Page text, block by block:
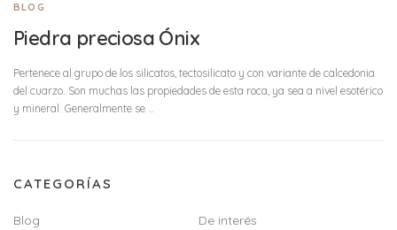
BLOG
Piedra preciosa Ónix
Pertenece al grupo de los silicatos, tectosilicato y con variante de calcedonia
del cuarzo. Son muchas las propiedades de esta roca, ya sea a nivel esotérico
y mineral. Generalmente se …
CATEGORÍAS
Blog
De interés